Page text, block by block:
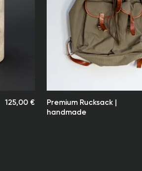
125,00 €
Premium Rucksack |
handmade